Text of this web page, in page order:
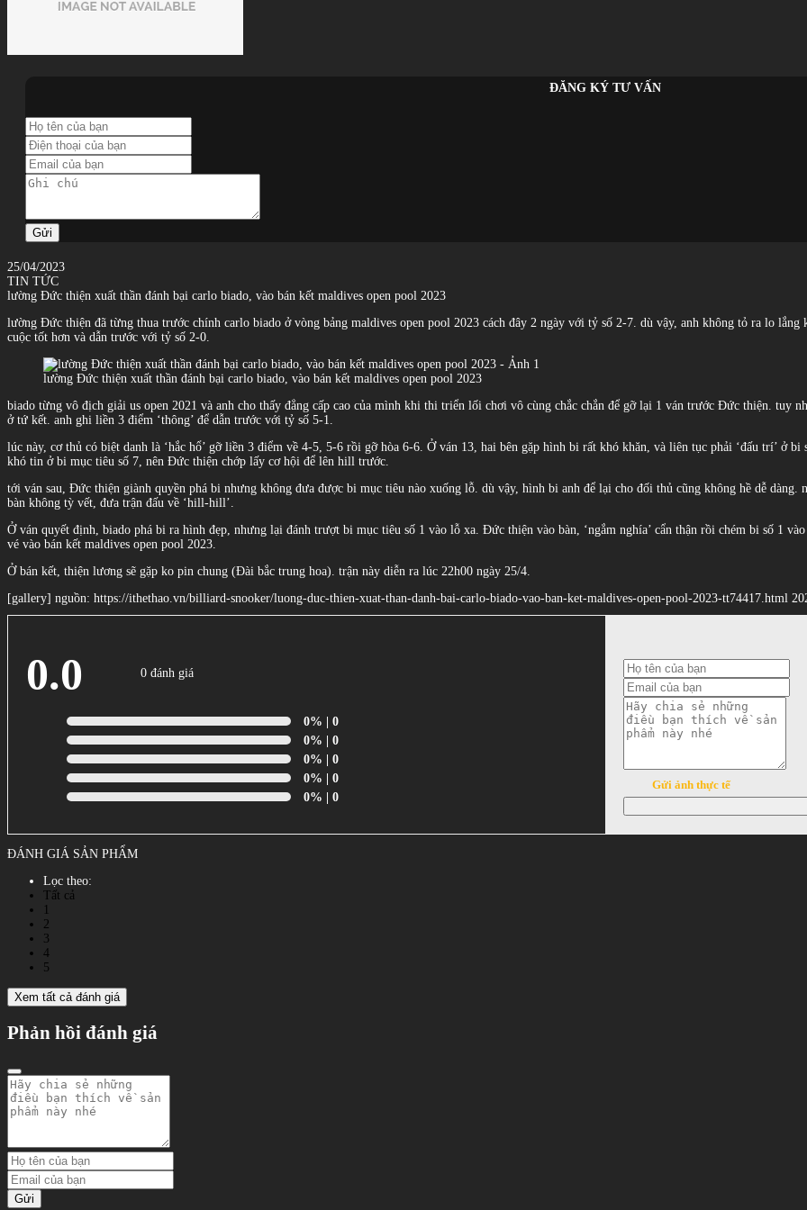
ĐĂNG KÝ TƯ VẤN
Gửi
25/04/2023
TIN TỨC
lường Đức thiện xuất thần đánh bại carlo biado, vào bán kết maldives open pool 2023
lường Đức thiện đã từng thua trước chính carlo biado ở vòng bảng maldives open pool 2023 cách đây 2 ngày với tỷ số 2-7. dù vậy, anh không tỏ ra lo
cuộc tốt hơn và dẫn trước với tỷ số 2-0.
lường Đức thiện xuất thần đánh bại carlo biado, vào bán kết maldives open pool 2023
biado từng vô địch giải us open 2021 và anh cho thấy đẳng cấp cao của mình khi thi triển lối chơi vô cùng chắc chắn để gỡ lại 1 ván trước Đức thiện. tuy
ở tứ kết. anh ghi liền 3 điểm ‘thông’ để dẫn trước với tỷ số 5-1.
lúc này, cơ thủ có biệt danh là ‘hắc hổ’ gỡ liền 3 điểm về 4-5, 5-6 rồi gỡ hòa 6-6. Ở ván 13, hai bên gặp hình bi rất khó khăn, và liên tục phải ‘đấu trí’ ở
khó tin ở bi mục tiêu số 7, nên Đức thiện chớp lấy cơ hội để lên hill trước.
tới ván sau, Đức thiện giành quyền phá bi nhưng không đưa được bi mục tiêu nào xuống lỗ. dù vậy, hình bi anh để lại cho đối thủ cũng không hề dễ dàng.
bàn không tỳ vết, đưa trận đấu về ‘hill-hill’.
Ở ván quyết định, biado phá bi ra hình đẹp, nhưng lại đánh trượt bi mục tiêu số 1 vào lỗ xa. Đức thiện vào bàn, ‘ngắm nghía’ cẩn thận rồi chém bi số 1
vé vào bán kết maldives open pool 2023.
Ở bán kết, thiện lương sẽ gặp ko pin chung (Đài bắc trung hoa). trận này diễn ra lúc 22h00 ngày 25/4.
[gallery] nguồn: https://ithethao.vn/billiard-snooker/luong-duc-thien-xuat-than-danh-bai-carlo-biado-vao-ban-ket-maldives-open-pool-2023-tt74417.html
0.0 0 đánh giá
0% | 0
0% | 0
0% | 0
0% | 0
0% | 0
Gửi ảnh thực tế
ĐÁNH GIÁ SẢN PHẨM
Lọc theo:
Tất cả
2
3
4
5
Xem tất cả đánh giá
Phản hồi đánh giá
Gửi